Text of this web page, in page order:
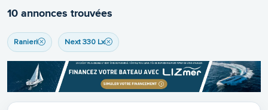
10 annonces trouvées
Ranieri Next 330 Lx